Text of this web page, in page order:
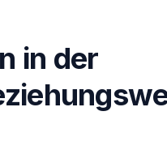
in der